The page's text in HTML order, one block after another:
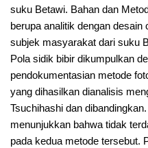
suku Betawi. Bahan dan
berupa analitik dengan
subjek masyarakat dari suku
Pola sidik bibir dikumpulkan
pendokumentasian metode
yang dihasilkan dianalisis
Tsuchihashi dan
menunjukkan bahwa tidak
pada kedua metode tersebut.